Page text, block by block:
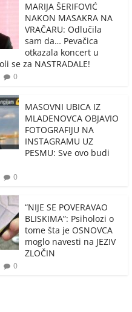
MARIJA ŠERIFOVIĆ
NAKON MASAKRA NA
VRAČARU: Odlučila
sam da… Pevačica
otkazala koncert u
se za NASTRADALE!
0
MASOVNI UBICA IZ
MLADENOVCA OBJAVIO
FOTOGRAFIJU NA
INSTAGRAMU UZ
PESMU: Sve ovo budi
0
“NIJE SE POVERAVAO
BLISKIMA”: Psiholozi o
tome šta je OSNOVCA
moglo navesti na JEZIV
ZLOČIN
0